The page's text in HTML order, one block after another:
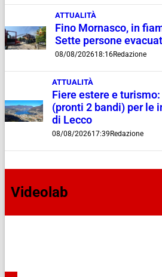
ATTUALITÀ
Fino Mornasco, in
Sette persone
08/08/202618:16Redazione
ATTUALITÀ
Fiere estere e
(pronti 2 bandi) per le
di Lecco
08/08/202617:39 Redazione
Videolab